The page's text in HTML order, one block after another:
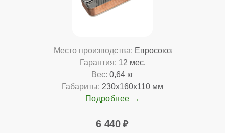
Место производства: Евросоюз
Гарантия: 12 мес.
Вес: 0,64 кг
Габариты: 230x160x110 мм
Подробнее
6 440